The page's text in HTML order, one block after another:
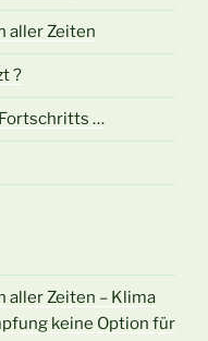
aller Zeiten
?
…
aller Zeiten – Klima
keine Option für